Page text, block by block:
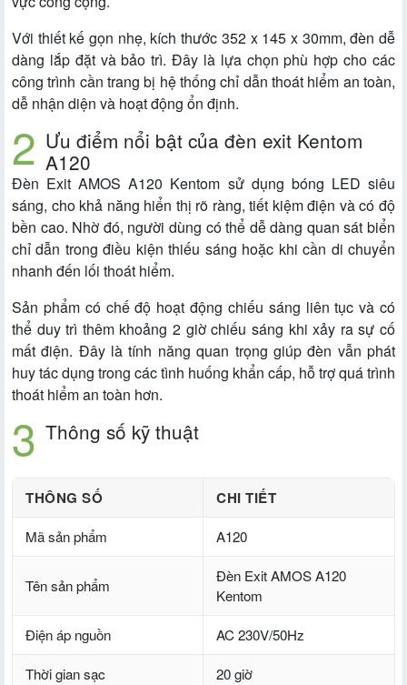
Với thiết kế gọn nhẹ, kích thước 352 x 145 x 30mm, đèn dễ
dàng lắp đặt và bảo trì. Đây là lựa chọn phù hợp cho các
công trình cần trang bị hệ thống chỉ dẫn thoát hiểm an toàn,
dễ nhận diện và hoạt động ổn định.
Ưu điểm nổi bật của đèn exit Kentom
A120
Đèn Exit AMOS A120 Kentom sử dụng bóng LED siêu
sáng, cho khả năng hiển thị rõ ràng, tiết kiệm điện và có độ
bền cao. Nhờ đó, người dùng có thể dễ dàng quan sát biển
chỉ dẫn trong điều kiện thiếu sáng hoặc khi cần di chuyển
nhanh đến lối thoát hiểm.
Sản phẩm có chế độ hoạt động chiếu sáng liên tục và có
thể duy trì thêm khoảng 2 giờ chiếu sáng khi xảy ra sự cố
mất điện. Đây là tính năng quan trọng giúp đèn vẫn phát
huy tác dụng trong các tình huống khẩn cấp, hỗ trợ quá trình
thoát hiểm an toàn hơn.
Thông số kỹ thuật
THÔNG SỐ CHI TIẾT
Mã sản phẩm A120
Tên sản phẩm
Đèn Exit AMOS A120
Kentom
Điện áp nguồn AC 230V/50Hz
Thời gian sạc 20 giờ